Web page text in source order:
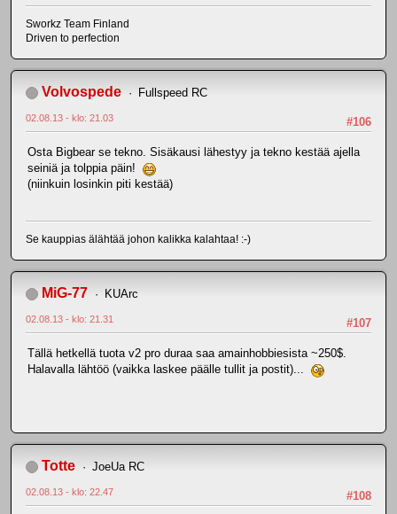
Sworkz Team Finland
Driven to perfection
Volvospede Fullspeed RC
#106
02.08.13 - klo: 21.03
Osta Bigbear se tekno. Sisäkausi lähestyy ja tekno kestää ajella
seiniä ja tolppia päin!
(niinkuin losinkin piti kestää)
Se kauppias älähtää johon kalikka kalahtaa! :-)
MiG-77 KUArc
#107
02.08.13 - klo: 21.31
Tällä hetkellä tuota v2 pro duraa saa amainhobbiesista ~250$.
Halavalla lähtöö (vaikka laskee päälle tullit ja postit)...
Totte JoeUa RC
#108
02.08.13 - klo: 22.47